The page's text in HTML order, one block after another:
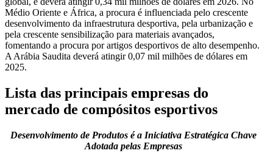
Médio Oriente e África, a procura é influenciada pelo crescente
desenvolvimento da infraestrutura desportiva, pela urbanização e
pela crescente sensibilização para materiais avançados,
fomentando a procura por artigos desportivos de alto desempenho.
A Arábia Saudita deverá atingir 0,07 mil milhões de dólares em
2025.
Lista das principais empresas do
mercado de compósitos esportivos
Desenvolvimento de Produtos é a Iniciativa Estratégica Chave
Adotada pelas Empresas